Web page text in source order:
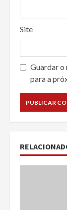
Site
Guardar o
para a